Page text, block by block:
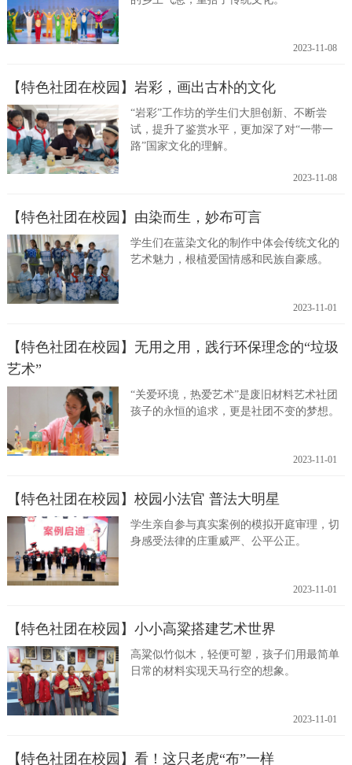
2023-11-08
【特色社团在校园】岩彩，画出古朴的文化
“岩彩”工作坊的学生们大胆创新、不断尝
试，提升了鉴赏水平，更加深了对“一带一
路”国家文化的理解。
2023-11-08
【特色社团在校园】由染而生，妙布可言
学生们在蓝染文化的制作中体会传统文化的
艺术魅力，根植爱国情感和民族自豪感。
2023-11-01
【特色社团在校园】无用之用，践行环保理念的“垃圾
艺术”
“关爱环境，热爱艺术”是废旧材料艺术社团
孩子的永恒的追求，更是社团不变的梦想。
2023-11-01
【特色社团在校园】校园小法官 普法大明星
学生亲自参与真实案例的模拟开庭审理，切
身感受法律的庄重威严、公平公正。
2023-11-01
【特色社团在校园】小小高粱搭建艺术世界
高粱似竹似木，轻便可塑，孩子们用最简单
日常的材料实现天马行空的想象。
2023-11-01
【特色社团在校园】看！这只老虎“布”一样